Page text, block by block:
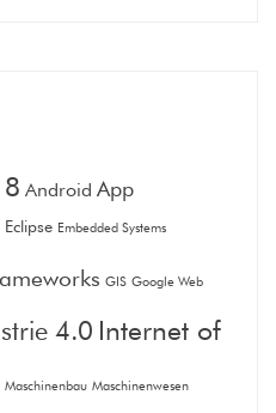
Android App
Eclipse Embedded Systems
GIS Google Web
4.0 Internet of
Maschinenbau Maschinenwesen